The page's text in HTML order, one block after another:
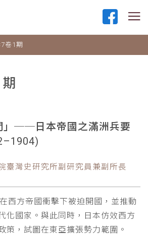
卷1期
」──日本帝國之滿洲兵要
臺灣史研究所副研究員兼副所長
西方帝國衝擊下被迫開國，並推動
化國家。與此同時，日本仿效西方
策，試圖在東亞擴張勢力範圍。